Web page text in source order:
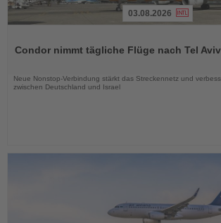
die
03.08.2026
Condor nimmt tägliche Flüge nach Tel
Neue Nonstop-Verbindung stärkt das Streckennetz und
zwischen Deutschland und Israel